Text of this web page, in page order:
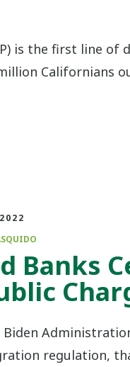
is the first line of
Californians
Banks
Biden
regulation,